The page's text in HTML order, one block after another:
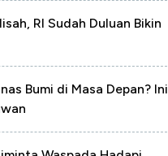
RI Sudah Duluan Bikin
Bumi di Masa Depan? Ini